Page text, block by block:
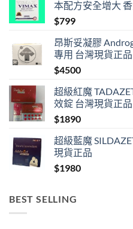
本配方安全增大
$799
昂斯妥凝膠
專用 台灣現貨正品
$4500
超級紅魔
效錠 台灣現貨正品
$1890
超級藍魔
現貨正品
$1980
BEST SELLING